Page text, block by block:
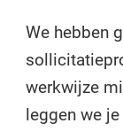
We hebben
werkwijze
leggen we